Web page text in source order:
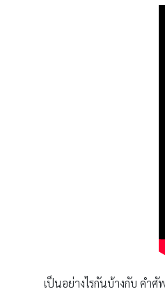
เป็นอย่างไรกันบ้างกับ คำ